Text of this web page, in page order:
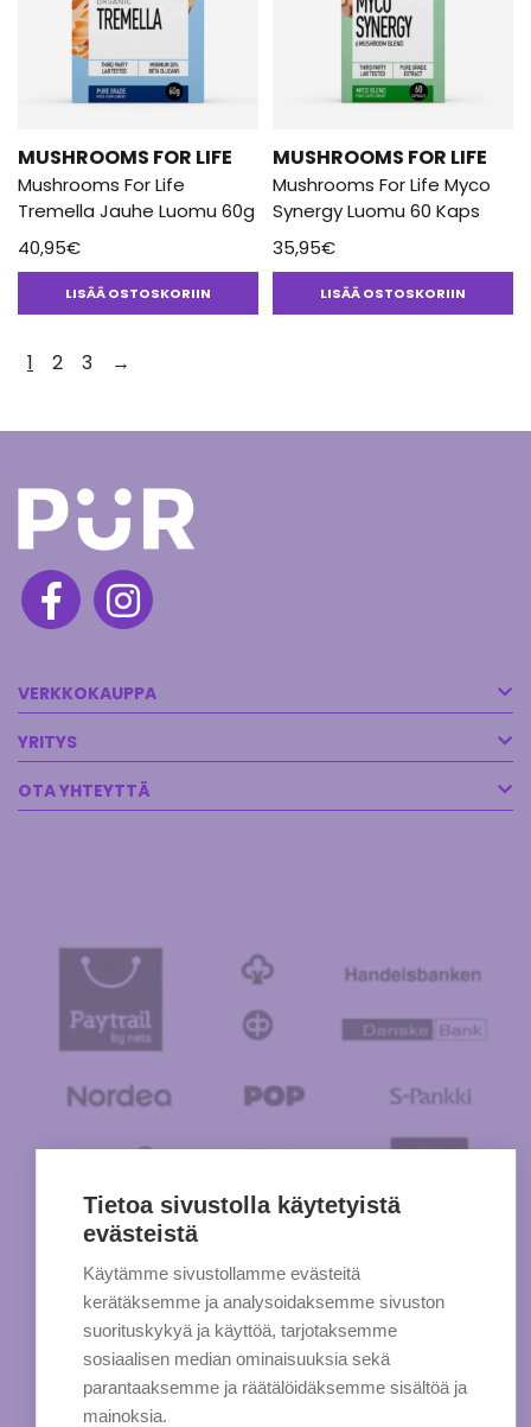
MUSHROOMS FOR LIFE
Mushrooms For Life
Tremella Jauhe Luomu 60g
40,95€
LISÄÄ OSTOSKORIIN
MUSHROOMS FOR LIFE
Mushrooms For Life Myco
Synergy Luomu 60 Kaps
35,95€
LISÄÄ OSTOSKORIIN
1 2 3 →
VERKKOKAUPPA
YRITYS
OTA YHTEYTTÄ
Tietoa sivustolla käytetyistä
evästeistä
Käytämme sivustollamme evästeitä
kerätäksemme ja analysoidaksemme sivuston
suorituskykyä ja käyttöä, tarjotaksemme
sosiaalisen median ominaisuuksia sekä
parantaaksemme ja räätälöidäksemme sisältöä ja
mainoksia.